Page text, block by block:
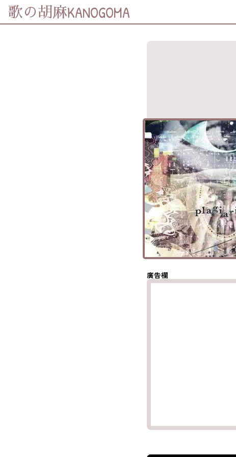
歌の胡麻KANOGOMA
分享至
Facebook
分享至 X
(Twitter)
分享至
Whatsapp
複製鏈結
廣告欄